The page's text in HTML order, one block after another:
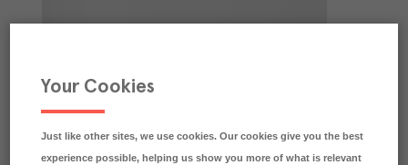
Your Cookies
Just like other sites, we use cookies. Our cookies give you the best
experience possible, helping us show you more of what is relevant